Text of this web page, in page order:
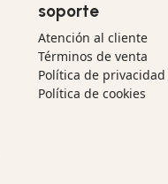
soporte
Atención al cliente
Términos de venta
Política de privacidad
Política de cookies